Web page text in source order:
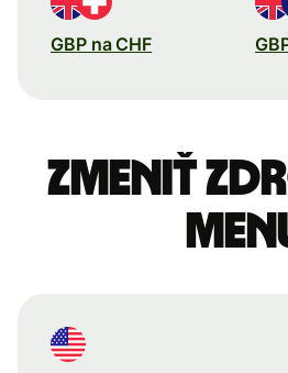
GBP na CHF
Zmeniť